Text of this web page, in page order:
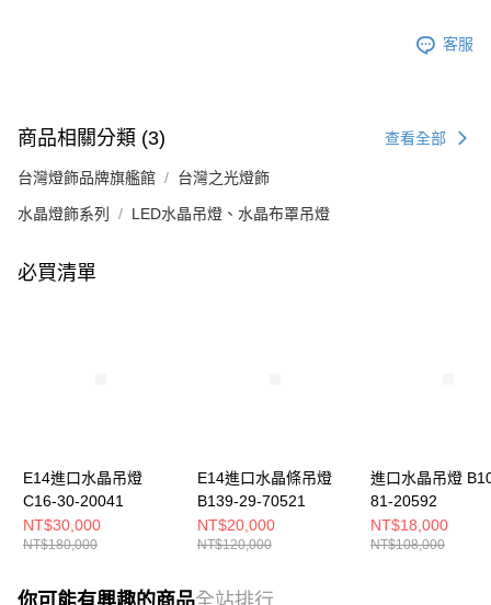
客服
商品相關分類 (3) 查看全部
台灣燈飾品牌旗艦館 台灣之光燈飾
水晶燈飾系列 LED水晶吊燈、水晶布罩吊燈
必買清單
E14進口水晶吊燈
C16-30-20041
NT$30,000
NT$180,000
E14進口水晶條吊燈
B139-29-70521
NT$20,000
NT$120,000
進口水晶吊燈
81-20592
NT$18,000
NT$108,000
你可能有興趣的商品全站排行